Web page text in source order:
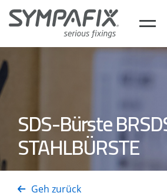
Isolierungsdornen
SDS-Bürste
STAHLBÜRSTE
Geh zurück